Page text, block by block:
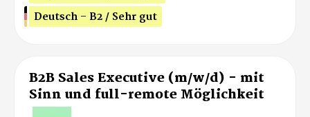
Deutsch - B2 / Sehr gut
B2B Sales Executive (m/w/d) - mit
Sinn und full-remote Möglichkeit